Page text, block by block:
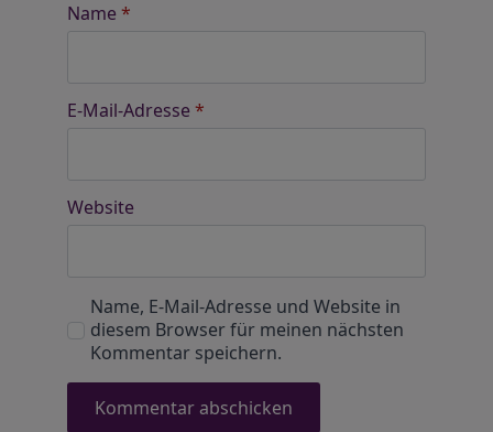
Name *
E-Mail-Adresse *
Website
Name, E-Mail-Adresse und Website in
diesem Browser für meinen nächsten
Kommentar speichern.